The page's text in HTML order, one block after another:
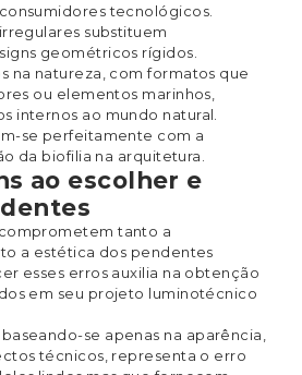
tecnológicos.
substituem
geométricos rígidos.
na natureza, com formatos que
ou elementos marinhos,
internos ao mundo natural.
se perfeitamente com a
da biofilia na arquitetura.
ao escolher e
tanto a
a estética dos pendentes
esses erros auxilia na obtenção
em seu projeto luminotécnico
se apenas na aparência,
técnicos, representa o erro